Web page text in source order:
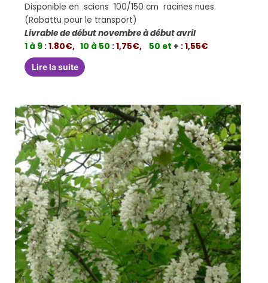
Disponible en scions 100/150 cm racines nues.
(Rabattu pour le transport)
Livrable de début novembre à début avril
1 à 9 :1.80€, 10 à 50 :1,75€, 50 et + : 1,55€
Lire la suite